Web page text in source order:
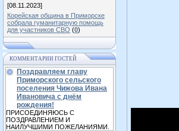
[08.11.2023]
Корейская община в Приморске
собрала гуманитарную помощь
для участников СВО (0)
КОММЕНТАРИИ ГОСТЕЙ
Поздравляем главу
Приморского сельского
поселения Чижова Ивана
Ивановича с днём
рождения!
ПРИСОЕДИНЯЮСЬ С
ПОЗДРАВЛЕНИЕМ И
НАИЛУЧШИМИ ПОЖЕЛАНИЯМИ.